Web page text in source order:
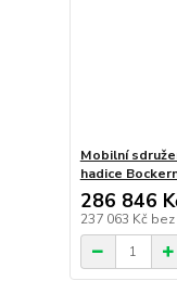
Mobilní
hadice
286 846
237 063 Kč bez